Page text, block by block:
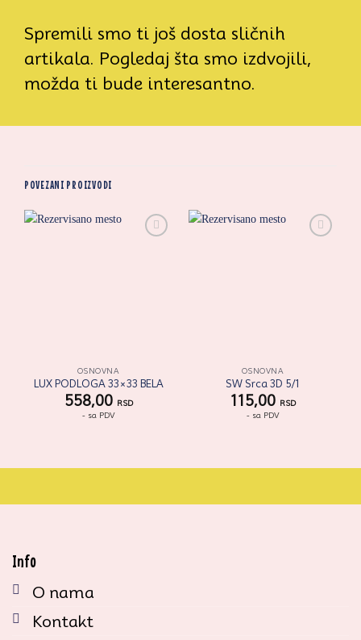
Spremili smo ti još dosta sličnih
artikala. Pogledaj šta smo izdvojili,
možda ti bude interesantno.
POVEZANI PROIZVODI
OSNOVNA
LUX PODLOGA 33×33 BELA
558,00 RSD
- sa PDV
OSNOVNA
SW Srca 3D 5/1
115,00 RSD
- sa PDV
Info
O nama
Kontakt